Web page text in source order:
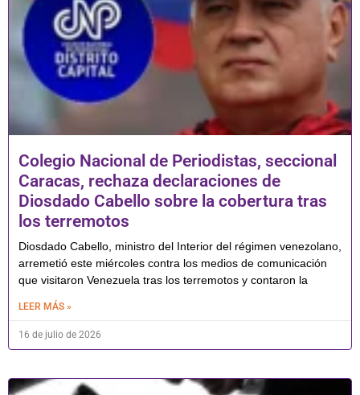
Colegio Nacional de Periodistas, seccional
Caracas, rechaza declaraciones de
Diosdado Cabello sobre la cobertura tras
los terremotos
Diosdado Cabello, ministro del Interior del régimen venezolano,
arremetió este miércoles contra los medios de comunicación
que visitaron Venezuela tras los terremotos y contaron la
LEER MÁS »
16 de julio de 2026